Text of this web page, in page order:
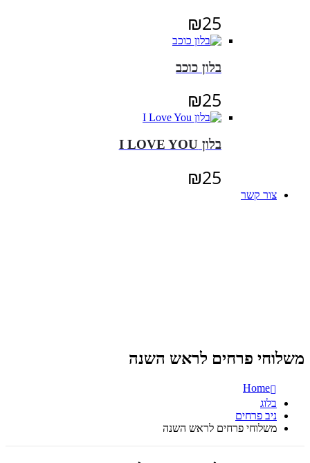
₪25
בלון כוכב
₪25
בלון I LOVE YOU
₪25
צור קשר
משלוחי פרחים לראש השנה
Home
בלוג
ניב פרחים
משלוחי פרחים לראש השנה